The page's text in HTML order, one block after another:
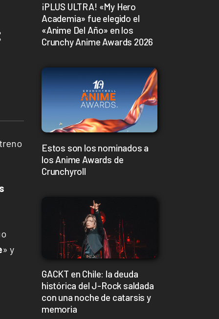
» y
¡PLUS ULTRA! «My Hero
Academia» fue elegido el
«Anime Del Año» en los
Crunchy Anime Awards 2026
Estos son los nominados a
los Anime Awards de
Crunchyroll
GACKT en Chile: la deuda
histórica del J-Rock saldada
con una noche de catarsis y
memoria